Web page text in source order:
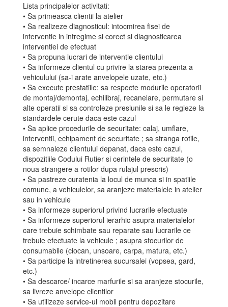
Lista principalelor activitati:
• Sa primeasca clientii la atelier
• Sa realizeze diagnosticul: intocmirea fisei de
interventie in intregime si corect si diagnosticarea
interventiei de efectuat
• Sa propuna lucrari de interventie clientului
• Sa informeze clientul cu privire la starea prezenta a
vehiculului (sa-i arate anvelopele uzate, etc.)
• Sa execute prestatiile: sa respecte modurile operatorii
de montaj/demontaj, echilibraj, recanelare, permutare si
alte operatii si sa controleze presiunile si sa le regleze la
standardele cerute daca este cazul
• Sa aplice procedurile de securitate: calaj, umflare,
interventii, echipament de securitate ; sa stranga rotile,
sa semnaleze clientului depanat, daca este cazul,
dispozitiile Codului Rutier si cerintele de securitate (o
noua strangere a rotilor dupa rulajul prescris)
• Sa pastreze curatenia la locul de munca si in spatiile
comune, a vehiculelor, sa aranjeze materialele in atelier
sau in vehicule
• Sa informeze superiorul privind lucrarile efectuate
• Sa informeze superiorul ierarhic asupra materialelor
care trebuie schimbate sau reparate sau lucrarile ce
trebuie efectuate la vehicule ; asupra stocurilor de
consumabile (ciocan, unsoare, carpa, matura, etc.)
• Sa participe la intretinerea sucursalei (vopsea, gard,
etc.)
• Sa descarce/ incarce marfurile si sa aranjeze stocurile,
sa livreze anvelope clientilor
• Sa utilizeze service-ul mobil pentru depozitare